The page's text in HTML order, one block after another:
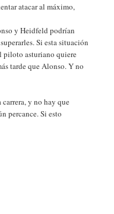
atacar al máximo,
y Heidfeld podrían
Si esta situación
piloto asturiano quiere
tarde que Alonso. Y no
y no hay que
percance. Si esto